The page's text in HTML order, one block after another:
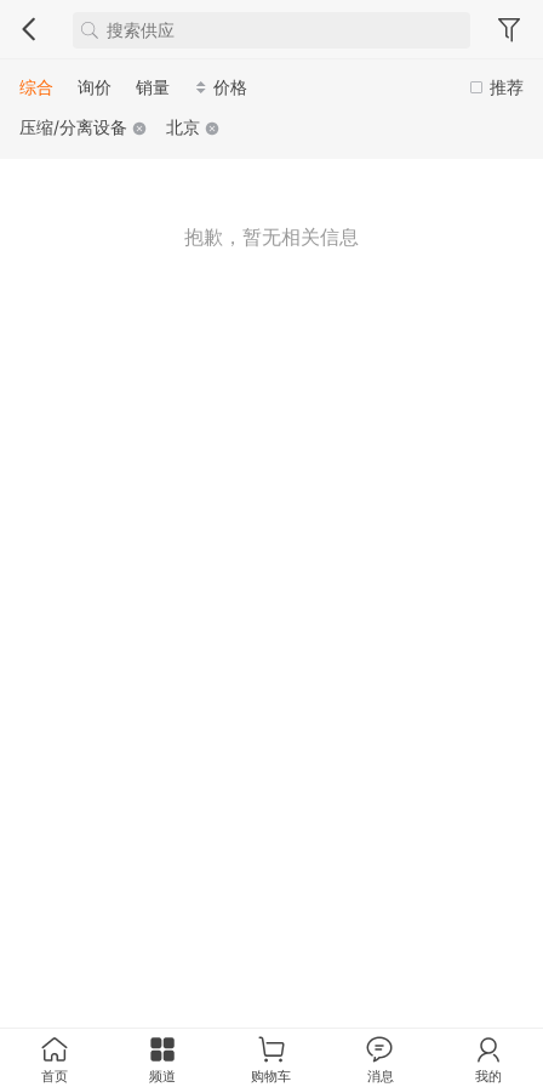
推荐
综合 询价 销量
价格
压缩/分离设备
北京
抱歉，暂无相关信息
首页 频道 购物车 消息 我的